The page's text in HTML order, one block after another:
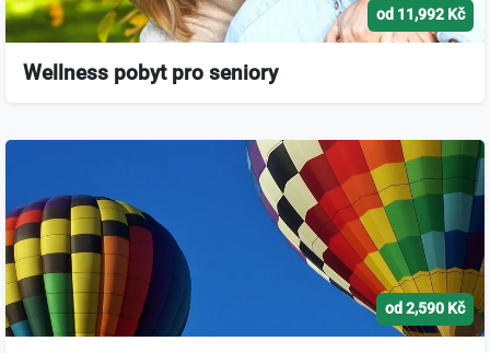
od 11,992 Kč
Wellness pobyt pro seniory
od 2,590 Kč